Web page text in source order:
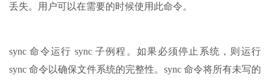
丢失。用户可以在需要的时候使用此命令。
sync 命令运行 sync 子例程。如果必须停止系统，则运行
sync 命令以确保文件系统的完整性。sync 命令将所有未写的